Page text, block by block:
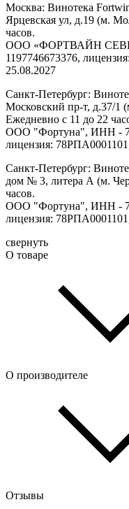
Москва: Винотека
Ярцевская ул, д.19 (м.
часов.
ООО «ФОРТВАЙН
1197746673376,
25.08.2027
Санкт-Петербург:
Московский пр-т, д.37/1
Ежедневно с 11 до 22
ООО "Фортуна", ИНН -
лицензия:
Санкт-Петербург:
дом № 3, литера А (м.
часов.
ООО "Фортуна", ИНН -
лицензия:
свернуть
О товаре
О производителе
Отзывы